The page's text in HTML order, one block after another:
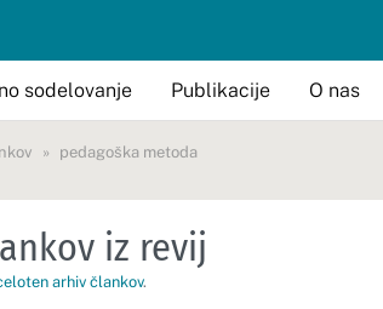
sodelovanje Publikacije O nas
pedagoška metoda
iz revij
arhiv člankov.